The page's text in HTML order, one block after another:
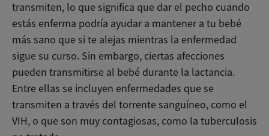
transmiten, lo que significa que dar el pecho cuando
estás enferma podría ayudar a mantener a tu bebé
más sano que si te alejas mientras la enfermedad
sigue su curso. Sin embargo, ciertas afecciones
pueden transmitirse al bebé durante la lactancia.
Entre ellas se incluyen enfermedades que se
transmiten a través del torrente sanguíneo, como el
VIH, o que son muy contagiosas, como la tuberculosis